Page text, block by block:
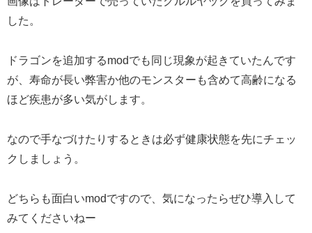
した。
ドラゴンを追加するmodでも同じ現象が起きていたんです
が、寿命が長い弊害か他のモンスターも含めて高齢になる
ほど疾患が多い気がします。
なので手なづけたりするときは必ず健康状態を先にチェッ
クしましょう。
どちらも面白いmodですので、気になったらぜひ導入して
みてくださいねー